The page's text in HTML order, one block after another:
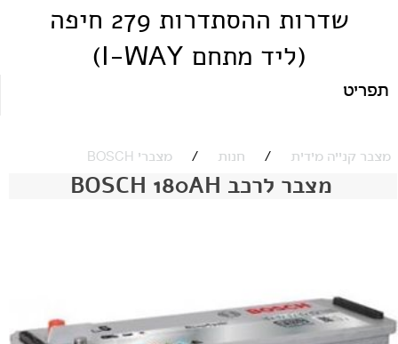
שדרות ההסתדרות 279 חיפה
(ליד מתחם I-WAY)
תפריט
מצבר קנייה מידית / חנות / מצברי BOSCH
מצבר לרכב BOSCH 180AH